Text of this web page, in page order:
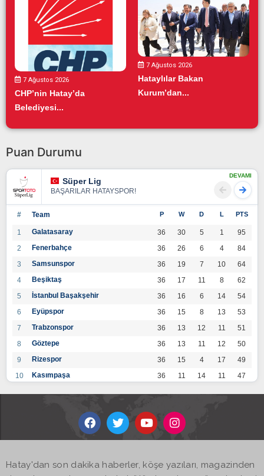
7 Ağustos 2026
CHP’nin Hatay’da
Belediyesi...
7 Ağustos 2026
Hataylılar Bakan
Kurum’dan...
Puan Durumu
Süper Lig
BAŞARILAR HATAYSPOR!
DEVAMI
# Team P W D L PTS
1 Galatasaray 36 30 5 1
95
2
Fenerbahçe 36 26 6 4
84
3
Samsunspor 36 19 7 10
64
4
Beşiktaş 36 17 11 8
62
5
İstanbul Başakşehir 36 16 6 14
54
6
Eyüpspor 36 15 8 13
53
7
Trabzonspor 36 13 12 11
51
8
Göztepe 36 13 11 12
50
9
Rizespor 36 15 4 17
49
10
Kasımpaşa 36 11 14 11
47
36 12
14
Kayserispor 36 11 12 13
45
BB Bodrumspor 17
Hatay'dan son dakika haberler, köşe yazıları, magazinden